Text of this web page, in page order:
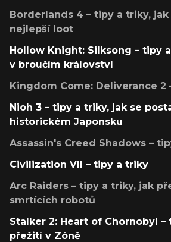
Borderlands 4 – tipy a triky,
nejlepší loot
Hollow Knight: Silksong – tipy
v broučím království
Kingdom Come: Deliverance 2
Nioh 3 – tipy a triky, jak se
historickém Japonsku
Assassin's Creed Shadows –
Civilization VII – tipy a triky
Arc Raiders – tipy a triky, jak
smrtících robotů
Stalker 2: Heart of Chornobyl
přežití v Zóně